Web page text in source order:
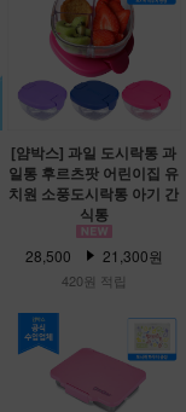
[얌박스] 과일 도시락통 과
일통 후르츠팟 어린이집 유
치원 소풍도시락통 아기 간
식통
28,500 21,300원
420원 적립